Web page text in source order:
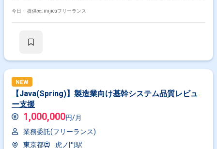
ら実装、運用までを一貫して進める体制です。 サーバーサイドは Java を
プを持って動ける方に適しています。 入場後の初日から数日間は出社が必
今日・ 提供元: mijicaフリーランス
NEW
【Java(Spring)】製造業向け基幹システム品質レビュ
ー支援
1,000,000円/月
業務委託(フリーランス)
東京都
虎ノ門駅